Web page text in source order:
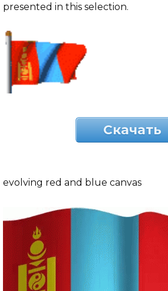
presented in this selection.
Скачать
evolving red and blue canvas